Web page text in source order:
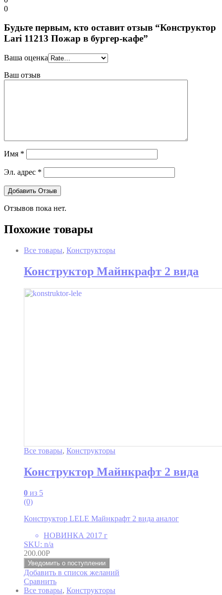
0
Будьте первым, кто оставит отзыв “Конструктор
Lari 11213 Пожар в бургер-кафе”
Ваша оценка
Ваш отзыв
Имя *
Эл. адрес *
Отзывов пока нет.
Похожие товары
Все товары, Конструкторы
Конструктор Майнкрафт 2 вида
Все товары, Конструкторы
Конструктор Майнкрафт 2 вида
0 из 5
(0)
Конструктор LELE Майнкрафт 2 вида аналог
НОВИНКА 2017 г
SKU: n/a
200.00Р
Уведомить о поступлении
Добавить в список желаний
Сравнить
Все товары, Конструкторы